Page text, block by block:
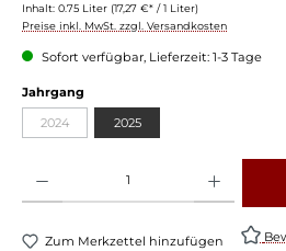
Inhalt: 0.75 Liter (17,27 €* / 1 Liter)
Preise inkl. MwSt. zzgl. Versandkosten
Sofort verfügbar, Lieferzeit: 1-3 Tage
Jahrgang
2024 2025
Zum Merkzettel hinzufügen